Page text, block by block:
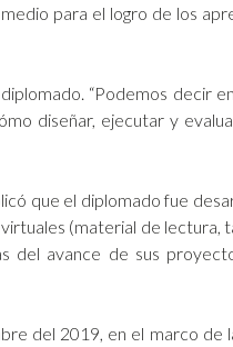
para el logro de los
“Podemos decir
diseñar, ejecutar y
que el diplomado fue
(material de lectura,
del avance de sus
del 2019, en el marco de